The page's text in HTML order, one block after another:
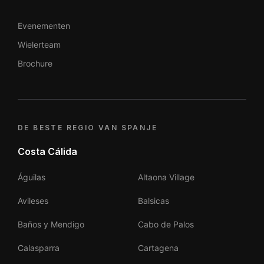
Evenementen
Wielerteam
Brochure
DE BESTE REGIO VAN SPANJE
Costa Cálida
Águilas Altaona Village
Avileses Balsicas
Baños y Mendigo Cabo de Palos
Calasparra Cartagena